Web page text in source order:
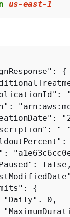
us-east-1
{
"
false,
{
"Daily": 0,